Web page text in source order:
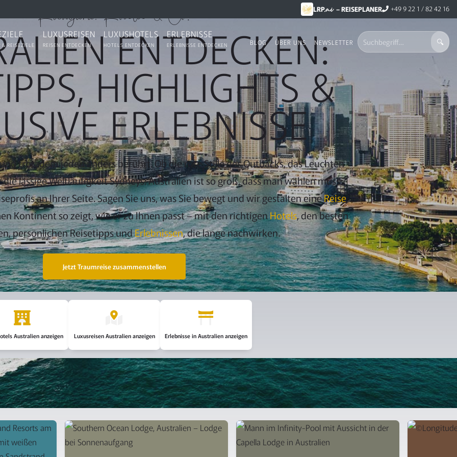
LRP.ai – REISEPLANER +49 9 22 1 / 82 42 16
REISEZIELE
LUXUSREISEN
REISEN ENTDECKEN
LUXUSHOTELS
HOTELS ENTDECKEN
ERLEBNISSE
ERLEBNISSE ENTDECKEN BLOG ÜBER UNS NEWSLETTER
Känguru, Koala & Co.
ENTDECKEN:
HIGHLIGHTS &
ERLEBNISSE
trotzdem jeden anders berührt. Ob die rote Stille des Outbacks, das Leuchten
lässige Weltläufigkeit Sydneys: Australien ist so groß, dass man wählen muss.
an Ihrer Seite. Sagen Sie uns, was Sie bewegt und wir gestalten eineReise,
Kontinent so zeigt, wie er zu Ihnen passt – mit den richtigenHotels, den besten
persönlichen Reisetipps undErlebnissen, die lange nachwirken.
Jetzt Traumreise zusammenstellen
Australien anzeigen Luxusreisen Australien anzeigen Erlebnisse in Australien anzeigen